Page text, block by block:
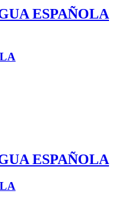
ESPAÑOLA
ESPAÑOLA